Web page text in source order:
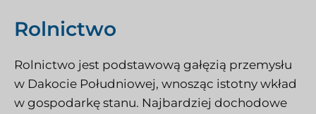
Rolnictwo
Rolnictwo jest podstawową gałęzią przemysłu
w Dakocie Południowej, wnosząc istotny wkład
w gospodarkę stanu. Najbardziej dochodowe